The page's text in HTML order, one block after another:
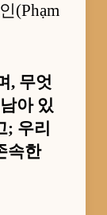
(Phạm
, 무엇
아 있
; 우리
속한